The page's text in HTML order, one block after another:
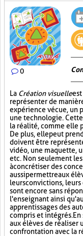
0
La Création visuelleest
représenter de
expérience vécue, un
une technologie.
la réalité, comme elle
De plus, elle peut
doivent être
vidéo, une maquette,
etc. Non seulement les
à concrétiser des
aussi permettre aux
leurs convictions,
sont encore sans
l'enseignant ainsi
apprentissages des
compris et intégrés. En
aux élèves de réaliser
confrontation avec la